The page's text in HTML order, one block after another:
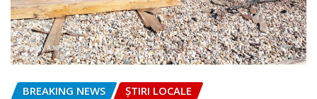
BREAKING NEWS ȘTIRI LOCALE